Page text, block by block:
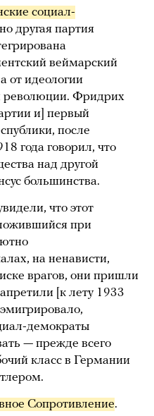
социал-
другая партия
веймарский
от идеологии
революции. Фридрих
и] первый
после
года говорил, что
над другой
большинства.
что этот
при
на ненависти,
врагов, они пришли
[к лету 1933
демократы
— прежде всего
класс в Германии
Сопротивление.